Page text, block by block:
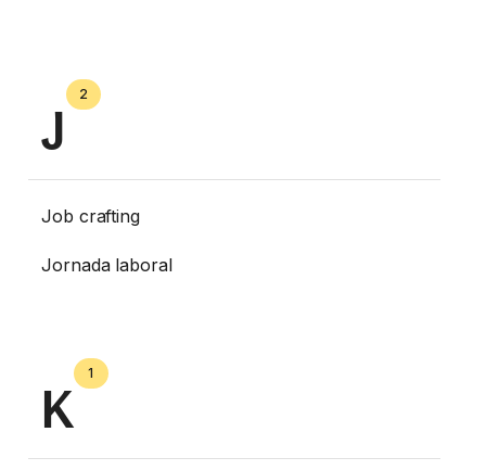
J
2
Job crafting
Jornada laboral
K
1